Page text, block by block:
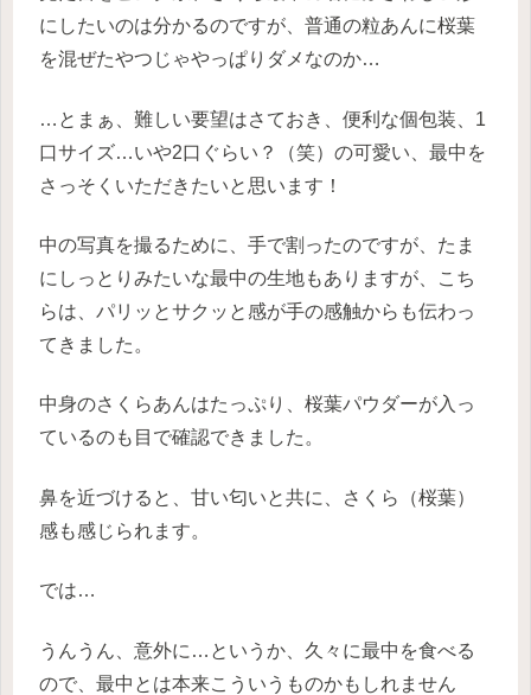
にしたいのは分かるのですが、普通の粒あんに桜葉
を混ぜたやつじゃやっぱりダメなのか…
…とまぁ、難しい要望はさておき、便利な個包装、1
口サイズ…いや2口ぐらい？（笑）の可愛い、最中を
さっそくいただきたいと思います！
中の写真を撮るために、手で割ったのですが、たま
にしっとりみたいな最中の生地もありますが、こち
らは、パリッとサクッと感が手の感触からも伝わっ
てきました。
中身のさくらあんはたっぷり、桜葉パウダーが入っ
ているのも目で確認できました。
鼻を近づけると、甘い匂いと共に、さくら（桜葉）
感も感じられます。
では…
うんうん、意外に…というか、久々に最中を食べる
ので、最中とは本来こういうものかもしれません